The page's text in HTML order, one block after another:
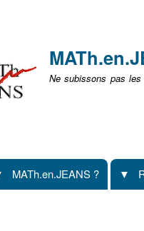
Ne subissons pas
MATh.en.JEANS ?